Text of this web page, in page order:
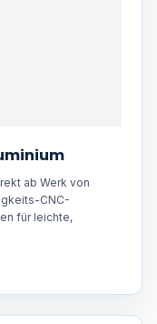
ab Werk von
CNC-
für leichte,